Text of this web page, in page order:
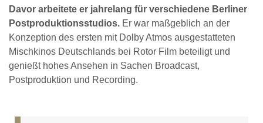
Davor arbeitete er jahrelang für verschiedene Berliner
Postproduktionsstudios. Er war maßgeblich an der
Konzeption des ersten mit Dolby Atmos ausgestatteten
Mischkinos Deutschlands bei Rotor Film beteiligt und
genießt hohes Ansehen in Sachen Broadcast,
Postproduktion und Recording.